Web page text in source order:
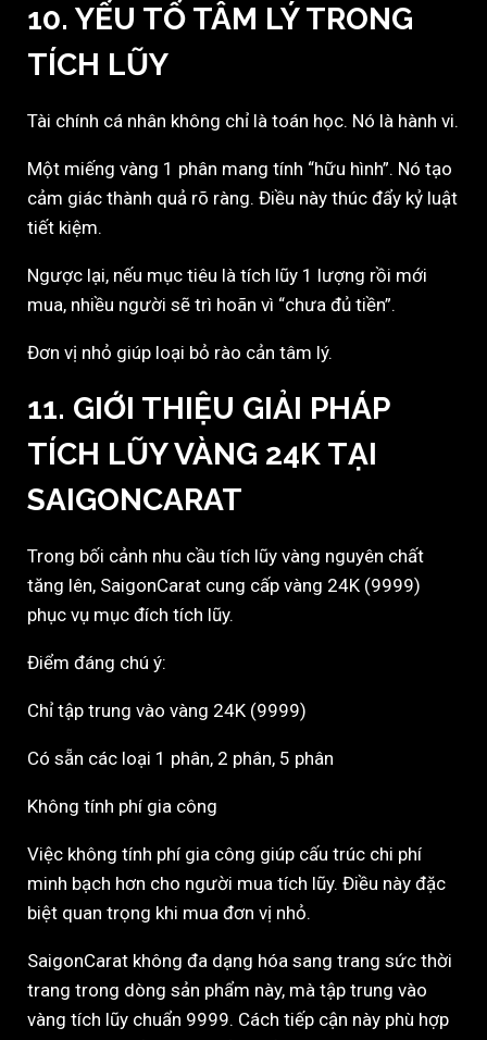
10. YẾU TỐ TÂM LÝ TRONG
TÍCH LŨY
Tài chính cá nhân không chỉ là toán học. Nó là hành vi.
Một miếng vàng 1 phân mang tính “hữu hình”. Nó tạo
cảm giác thành quả rõ ràng. Điều này thúc đẩy kỷ luật
tiết kiệm.
Ngược lại, nếu mục tiêu là tích lũy 1 lượng rồi mới
mua, nhiều người sẽ trì hoãn vì “chưa đủ tiền”.
Đơn vị nhỏ giúp loại bỏ rào cản tâm lý.
11. GIỚI THIỆU GIẢI PHÁP
TÍCH LŨY VÀNG 24K TẠI
SAIGONCARAT
Trong bối cảnh nhu cầu tích lũy vàng nguyên chất
tăng lên, SaigonCarat cung cấp vàng 24K (9999)
phục vụ mục đích tích lũy.
Điểm đáng chú ý:
Chỉ tập trung vào vàng 24K (9999)
Có sẵn các loại 1 phân, 2 phân, 5 phân
Không tính phí gia công
Việc không tính phí gia công giúp cấu trúc chi phí
minh bạch hơn cho người mua tích lũy. Điều này đặc
biệt quan trọng khi mua đơn vị nhỏ.
SaigonCarat không đa dạng hóa sang trang sức thời
trang trong dòng sản phẩm này, mà tập trung vào
vàng tích lũy chuẩn 9999. Cách tiếp cận này phù hợp